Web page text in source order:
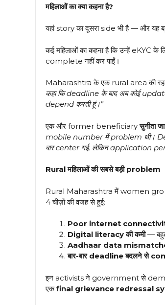
महिलाओं का क्या कहना है?
यहां story का दूसरा side भी है — और
कई महिलाओं का कहना है कि उन्हें eKYC
complete नहीं कर पाईं।
Maharashtra के एक rural area की
कहा कि deadline के बाद अब कोई
depend करती हूं।”
एक और former beneficiaryसुनीता
mobile number में problem थी।
बार center गई, लेकिन application
Rural महिलाओं की सबसे बड़ी problem
Rural Maharashtra में women
4 चीज़ों की वजह से हुई:
Poor internet
Digital literacy की कमी—
Aadhaar data
बार-बार deadline बदलने से
इन activists ने government से
एकfinal grievance redressal